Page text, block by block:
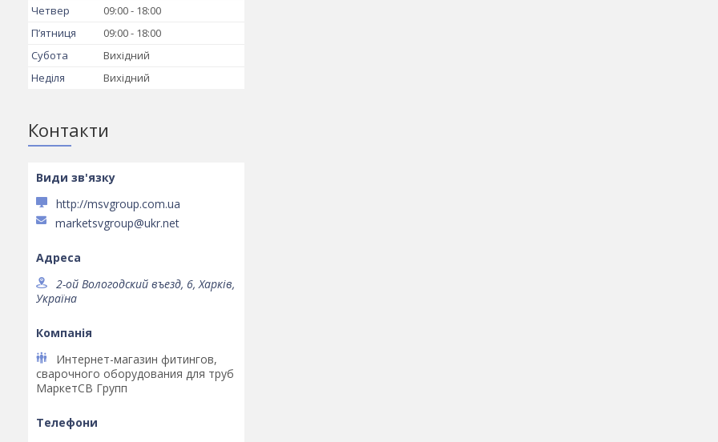
Четвер
09:00
18:00
Пʼятниця
09:00
18:00
Субота
Вихідний
Неділя
Вихідний
Контакти
http://msvgroup.com.ua
marketsvgroup@ukr.net
2-ой Вологодский въезд, 6, Харків,
Україна
Интернет-магазин фитингов,
сварочного оборудования для труб
МаркетСВ Групп